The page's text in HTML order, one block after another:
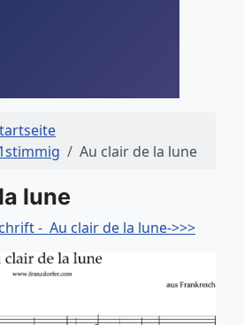
Au clair de la lune
lune
- Au clair de la lune->>>